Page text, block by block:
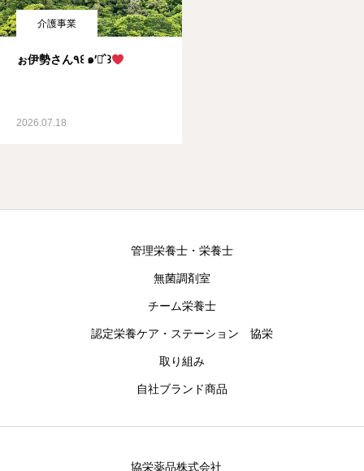
介護事業
ぉ伊勢さん٩꒰ ๑′◡͐`꒱
2026.07.18
管理栄養士・栄養士
無菌調剤室
チーム栄養士
認定栄養ケア・ステーション 協栄
取り組み
自社ブランド商品
協栄薬品株式会社